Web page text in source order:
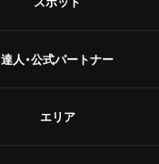
達人・公式パートナー
エリア